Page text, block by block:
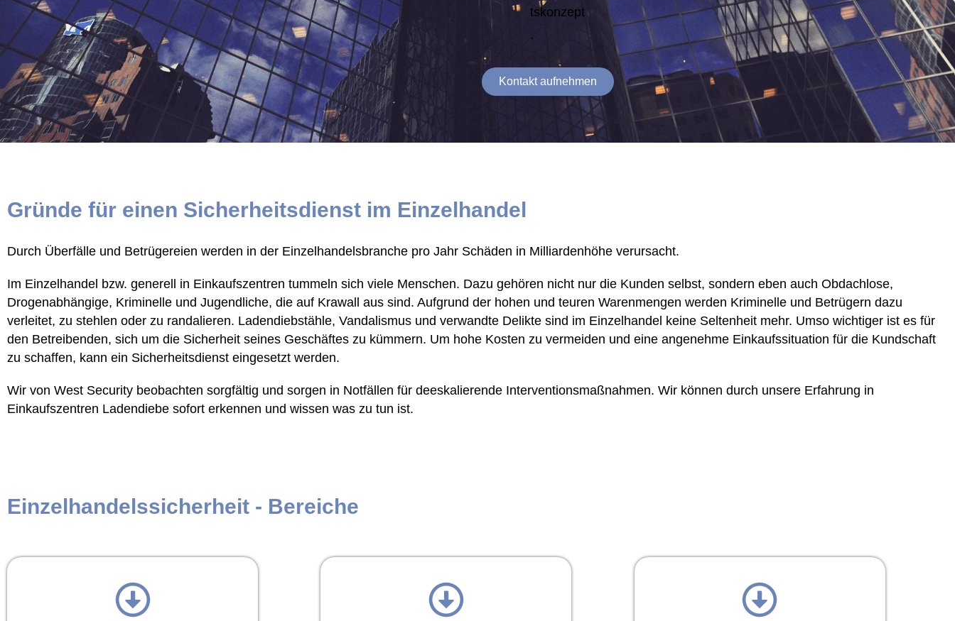
tskonzept
.
Kontakt aufnehmen
Gründe für einen Sicherheitsdienst im Einzelhandel
Durch Überfälle und Betrügereien werden in der Einzelhandelsbranche pro Jahr Schäden in Milliardenhöhe verursacht.
Im Einzelhandel bzw. generell in Einkaufszentren tummeln sich viele Menschen. Dazu gehören nicht nur die Kunden selbst, sondern eben auch Obdachlose,
Drogenabhängige, Kriminelle und Jugendliche, die auf Krawall aus sind. Aufgrund der hohen und teuren Warenmengen werden Kriminelle und Betrügern dazu
verleitet, zu stehlen oder zu randalieren. Ladendiebstähle, Vandalismus und verwandte Delikte sind im Einzelhandel keine Seltenheit mehr. Umso wichtiger ist es für
den Betreibenden, sich um die Sicherheit seines Geschäftes zu kümmern. Um hohe Kosten zu vermeiden und eine angenehme Einkaufssituation für die Kundschaft
zu schaffen, kann ein Sicherheitsdienst eingesetzt werden.
Wir von West Security beobachten sorgfältig und sorgen in Notfällen für deeskalierende Interventionsmaßnahmen. Wir können durch unsere Erfahrung in
Einkaufszentren Ladendiebe sofort erkennen und wissen was zu tun ist.
Einzelhandelssicherheit - Bereiche